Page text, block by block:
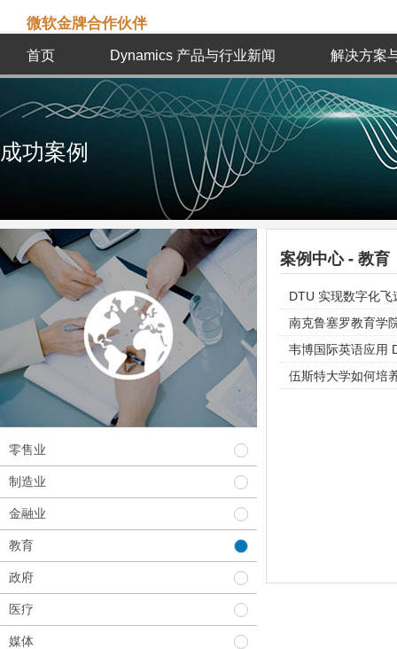
微软金牌合作伙伴
首页 Dynamics 产品与行业新闻 解决方案
成功案例
零售业
制造业
金融业
教育
政府
医疗
媒体
案例中心 - 教育
DTU 实现数字化飞
南克鲁塞罗教育学
韦博国际英语应用
伍斯特大学如何培